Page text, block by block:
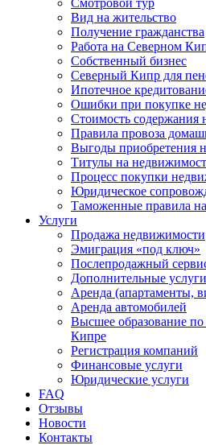
Смотровой тур
Вид на жительство
Получение гражданства
Работа на Северном
Собственный бизнес
Северный Кипр для
Ипотечное
Ошибки при покупке
Стоимость содержания
Правила провоза
Выгоды приобретения
Титулы на
Процесс покупки
Юридическое
Таможенные правила
Услуги
Продажа недвижимости
Эмиграция «под ключ»
Послепродажный
Дополнительные услуги
Аренда (апартаменты,
Аренда автомобилей
Высшее образование
Кипре
Регистрация компаний
Финансовые услуги
Юридические услуги
FAQ
Отзывы
Новости
Контакты